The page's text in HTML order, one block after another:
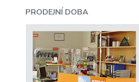
PRODEJNÍ DOBA